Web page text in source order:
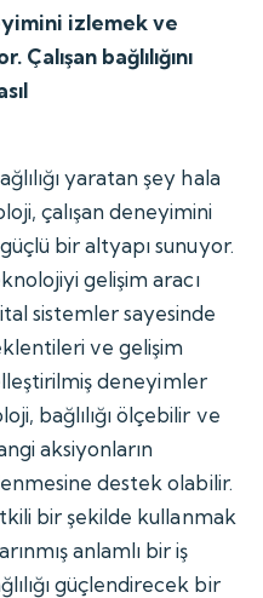
izlemek ve
Çalışan bağlılığını
yaratan şey hala
çalışan deneyimini
bir altyapı sunuyor.
gelişim aracı
sistemler sayesinde
ve gelişim
deneyimler
bağlılığı ölçebilir ve
aksiyonların
destek olabilir.
bir şekilde kullanmak
anlamlı bir iş
güçlendirecek bir